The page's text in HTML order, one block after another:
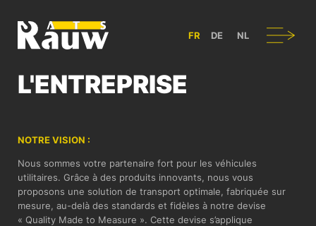
ATS RAUW - CONSTRUCTION & AMÉNAGEMENT DE VÉHICULES
FR DE NL
Navigation
L'ENTREPRISE
NOTRE VISION :
Nous sommes votre partenaire fort pour les véhicules
utilitaires. Grâce à des produits innovants, nous vous
proposons une solution de transport optimale, fabriquée sur
mesure, au-delà des standards et fidèles à notre devise
« Quality Made to Measure ». Cette devise s’applique